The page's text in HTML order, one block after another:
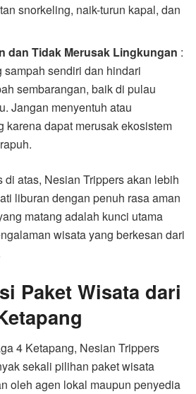
snorkeling, naik-turun kapal, dan
dan Tidak Merusak Lingkungan :
sampah sendiri dan hindari
sembarangan, baik di pulau
Jangan menyentuh atau
karena dapat merusak ekosistem
di atas, Nesian Trippers akan lebih
liburan dengan penuh rasa aman
matang adalah kunci utama
wisata yang berkesan dari
Paket Wisata dari
4 Ketapang, Nesian Trippers
sekali pilihan paket wisata
oleh agen lokal maupun penyedia